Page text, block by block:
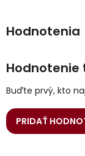
Hodnotenie
Buďte prvý, kto
PRIDAŤ